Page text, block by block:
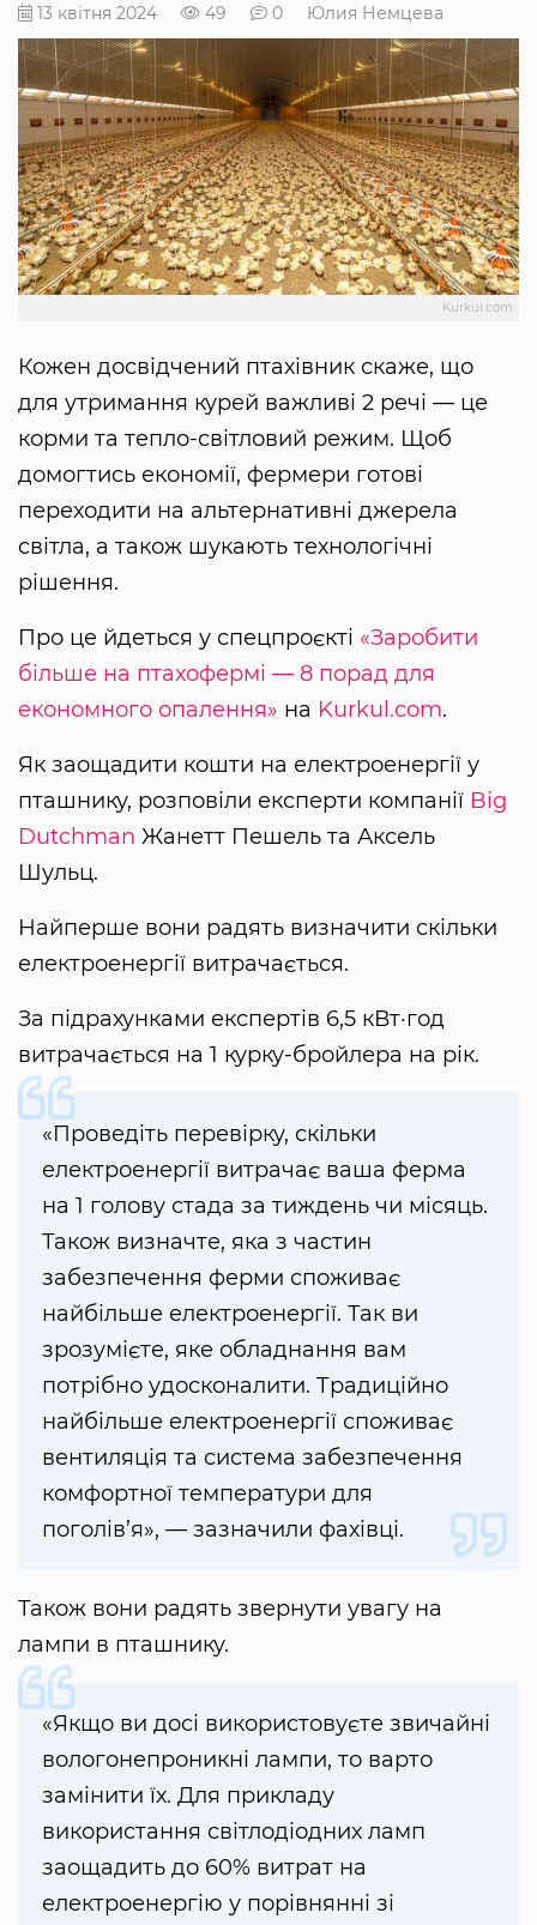
13 квітня 2024 49 0 Юлия Немцева
Kurkul.com
Кожен досвідчений птахівник скаже, що
для утримання курей важливі 2 речі — це
корми та тепло-світловий режим. Щоб
домогтись економії, фермери готові
переходити на альтернативні джерела
світла, а також шукають технологічні
рішення.
Про це йдеться у спецпроєкті «Заробити
більше на птахофермі — 8 порад для
економного опалення» на Kurkul.com.
Як заощадити кошти на електроенергії у
пташнику, розповіли експерти компанії Big
Dutchman Жанетт Пешель та Аксель
Шульц.
Найперше вони радять визначити скільки
електроенергії витрачається.
За підрахунками експертів 6,5 кВт·год
витрачається на 1 курку-бройлера на рік.
«Проведіть перевірку, скільки
електроенергії витрачає ваша ферма
на 1 голову стада за тиждень чи місяць.
Також визначте, яка з частин
забезпечення ферми споживає
найбільше електроенергії. Так ви
зрозумієте, яке обладнання вам
потрібно удосконалити. Традиційно
найбільше електроенергії споживає
вентиляція та система забезпечення
комфортної температури для
поголів’я», — зазначили фахівці.
Також вони радять звернути увагу на
лампи в пташнику.
«Якщо ви досі використовуєте звичайні
вологонепроникні лампи, то варто
замінити їх. Для прикладу
використання світлодіодних ламп
заощадить до 60% витрат на
електроенергію у порівнянні зі